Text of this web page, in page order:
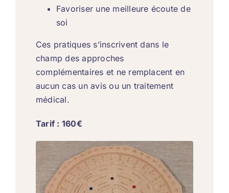
Favoriser une meilleure écoute de
soi
Ces pratiques s’inscrivent dans le
champ des approches
complémentaires et ne remplacent en
aucun cas un avis ou un traitement
médical.
Tarif : 160€